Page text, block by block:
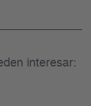
interesar: